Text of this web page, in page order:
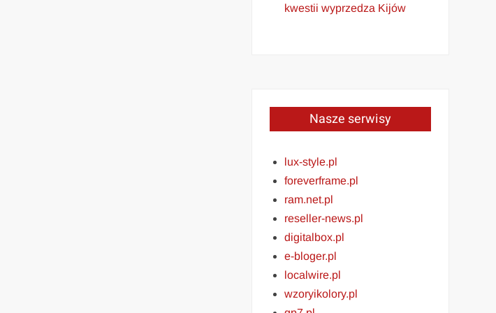
kwestii wyprzedza Kijów
Nasze serwisy
lux-style.pl
foreverframe.pl
ram.net.pl
reseller-news.pl
digitalbox.pl
e-bloger.pl
localwire.pl
wzoryikolory.pl